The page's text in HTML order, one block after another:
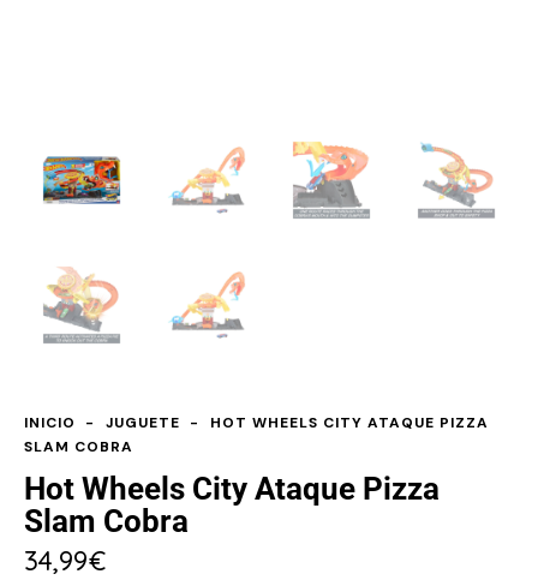
INICIO JUGUETE
HOT WHEELS CITY ATAQUE PIZZA
SLAM COBRA
Hot Wheels City Ataque Pizza
Slam Cobra
34,99€